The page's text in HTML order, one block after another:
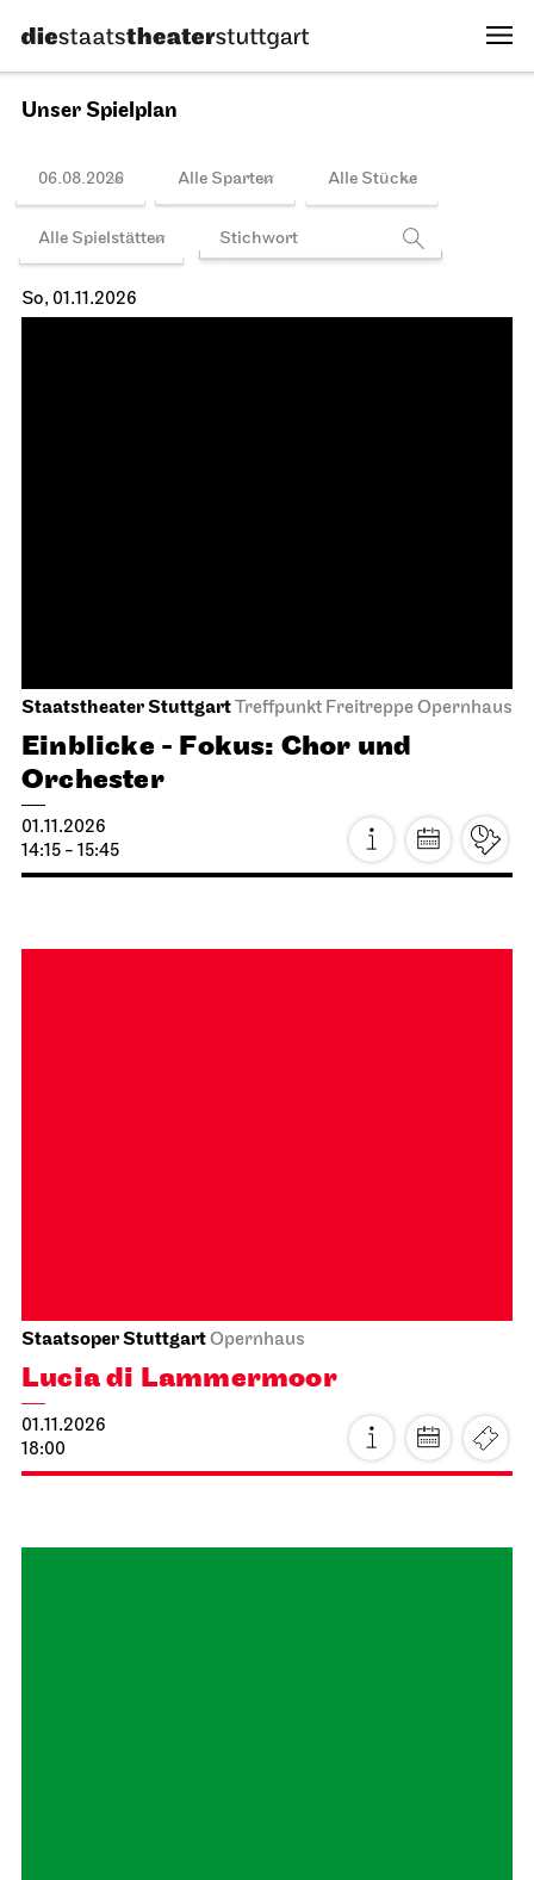
Spielplan
Gesprächsreihe
So, 01.11.2026
Staatstheater StuttgartTreffpunkt Freitreppe Opernhaus
Einblicke - Fokus: Chor und
Orchester
01.11.2026
14:15 - 15:45
Staatsoper StuttgartOpernhaus
Lucia di Lammermoor
01.11.2026
18:00